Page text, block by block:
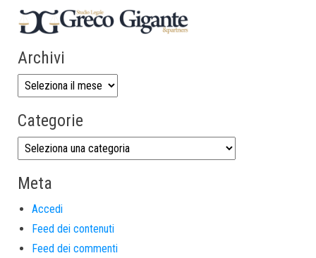
Archivi
Categorie
Meta
Accedi
Feed dei contenuti
Feed dei commenti